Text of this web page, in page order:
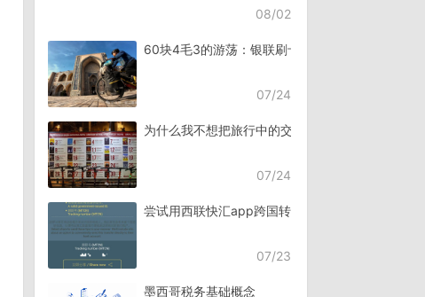
08/02
60块4毛3的游荡：银联刷卡失败，却扣了钱
07/24
为什么我不想把旅行中的交流，全都交给AI？
07/24
尝试用西联快汇app跨国转账
07/23
墨西哥税务基础概念